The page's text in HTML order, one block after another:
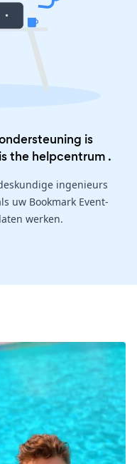
is
the helpcentrum .
ingenieurs
uw Bookmark Event-
werken.